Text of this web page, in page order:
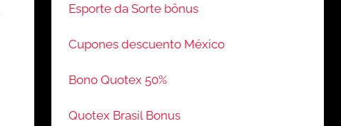
Esporte da Sorte bônus
Cupones descuento México
Bono Quotex 50%
Quotex Brasil Bonus